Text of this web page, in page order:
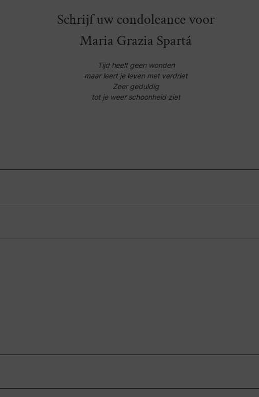
Schrijf uw condoleance voor
Maria Grazia Spartá
Tijd heelt geen wonden
maar leert je leven met verdriet
Zeer geduldig
tot je weer schoonheid ziet